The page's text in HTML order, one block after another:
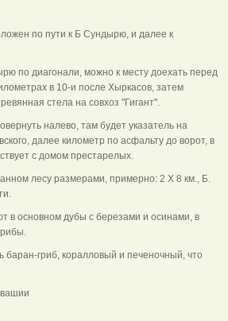
по пути к Б Сундырю, и далее к
по диагонали, можно к месту доехать перед
в 10-и после Хыркасов, затем
стела на совхоз "Гигант".
налево, там будет указатель на
далее километр по асфальту до ворот, в
с домом престарелых.
лесу размерами, примерно: 2 Х 8 км., Б.
в основном дубы с березами и осинами, в
баран-гриб, коралловый и печеночный, что